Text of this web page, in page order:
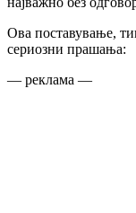
Ова поставување,
сериозни прашања:
— реклама —